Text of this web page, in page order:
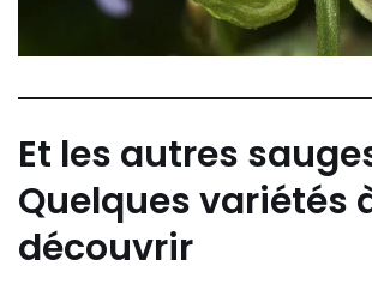
Et les autres
Quelques variétés
découvrir